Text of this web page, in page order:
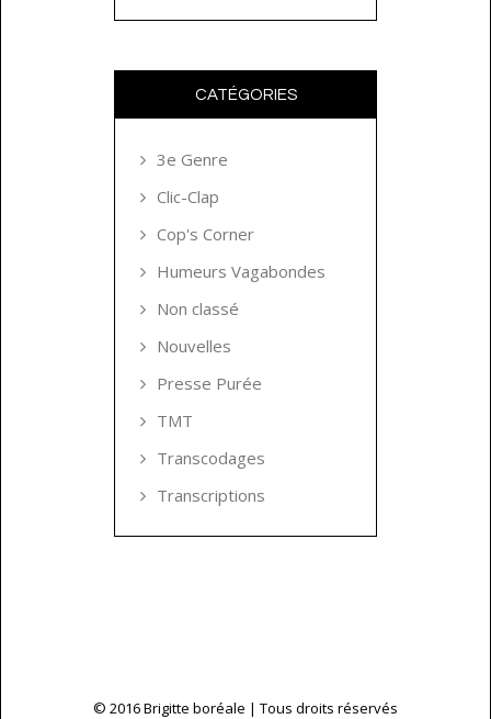
CATÉGORIES
3e Genre
Clic-Clap
Cop's Corner
Humeurs Vagabondes
Non classé
Nouvelles
Presse Purée
TMT
Transcodages
Transcriptions
© 2016 Brigitte boréale | Tous droits réservés